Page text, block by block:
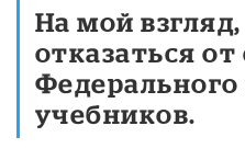
На мой
отказаться
учебников.